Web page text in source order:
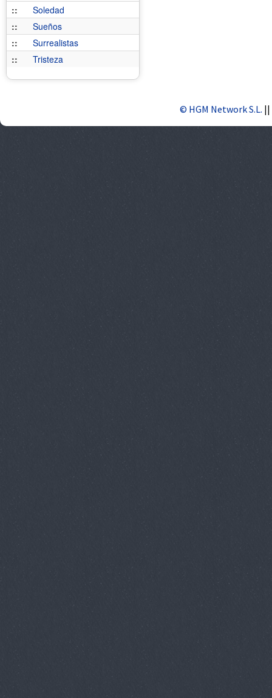
::
Soledad
::
Sueños
::
Surrealistas
::
Tristeza
© HGM Network S.L. ||